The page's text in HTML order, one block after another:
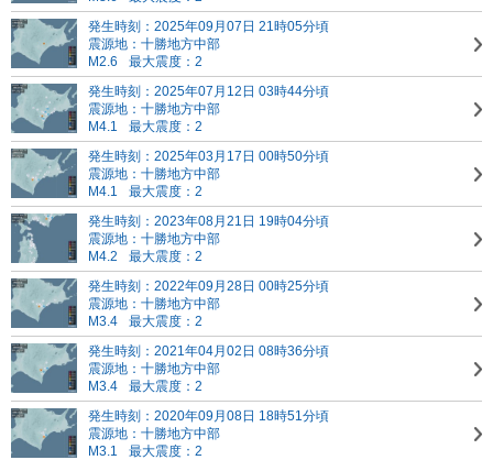
発生時刻：2025年09月07日 21時05分頃
震源地：十勝地方中部
M2.6
最大震度：2
発生時刻：2025年07月12日 03時44分頃
震源地：十勝地方中部
M4.1
最大震度：2
発生時刻：2025年03月17日 00時50分頃
震源地：十勝地方中部
M4.1
最大震度：2
発生時刻：2023年08月21日 19時04分頃
震源地：十勝地方中部
M4.2
最大震度：2
発生時刻：2022年09月28日 00時25分頃
震源地：十勝地方中部
M3.4
最大震度：2
発生時刻：2021年04月02日 08時36分頃
震源地：十勝地方中部
M3.4
最大震度：2
発生時刻：2020年09月08日 18時51分頃
震源地：十勝地方中部
M3.1
最大震度：2